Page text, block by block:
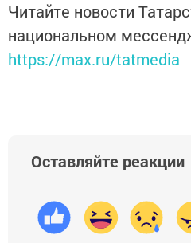
Читайте новости
национальном
https://max.ru/tatmedia
Оставляйте реакции